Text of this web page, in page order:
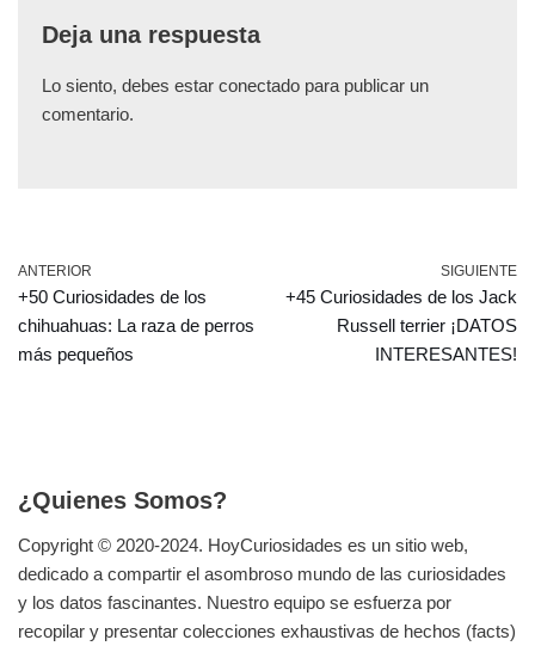
Deja una respuesta
Lo siento, debes estar conectado para publicar un
comentario.
ANTERIOR
+50 Curiosidades de los
chihuahuas: La raza de perros
más pequeños
SIGUIENTE
+45 Curiosidades de los Jack
Russell terrier ¡DATOS
INTERESANTES!
¿Quienes Somos?
Copyright © 2020-2024. HoyCuriosidades es un sitio web,
dedicado a compartir el asombroso mundo de las curiosidades
y los datos fascinantes. Nuestro equipo se esfuerza por
recopilar y presentar colecciones exhaustivas de hechos (facts)